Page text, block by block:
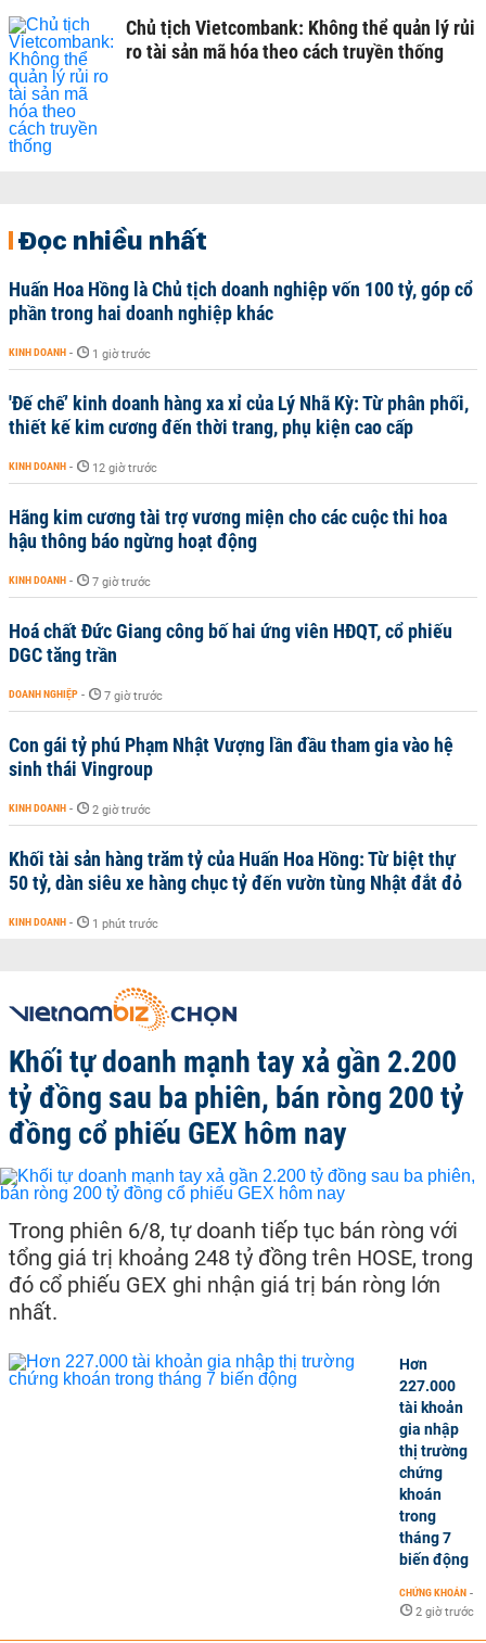
Chủ tịch Vietcombank: Không thể quản lý rủi
ro tài sản mã hóa theo cách truyền thống
Đọc nhiều nhất
Huấn Hoa Hồng là Chủ tịch doanh nghiệp vốn 100 tỷ, góp cổ
phần trong hai doanh nghiệp khác
KINH DOANH - 1 giờ trước
'Đế chế’ kinh doanh hàng xa xỉ của Lý Nhã Kỳ: Từ phân phối,
thiết kế kim cương đến thời trang, phụ kiện cao cấp
KINH DOANH - 12 giờ trước
Hãng kim cương tài trợ vương miện cho các cuộc thi hoa
hậu thông báo ngừng hoạt động
KINH DOANH - 7 giờ trước
Hoá chất Đức Giang công bố hai ứng viên HĐQT, cổ phiếu
DGC tăng trần
DOANH NGHIỆP - 7 giờ trước
Con gái tỷ phú Phạm Nhật Vượng lần đầu tham gia vào hệ
sinh thái Vingroup
KINH DOANH - 2 giờ trước
Khối tài sản hàng trăm tỷ của Huấn Hoa Hồng: Từ biệt thự
50 tỷ, dàn siêu xe hàng chục tỷ đến vườn tùng Nhật đắt đỏ
KINH DOANH - 1 phút trước
Khối tự doanh mạnh tay xả gần 2.200
tỷ đồng sau ba phiên, bán ròng 200 tỷ
đồng cổ phiếu GEX hôm nay
Trong phiên 6/8, tự doanh tiếp tục bán ròng với
tổng giá trị khoảng 248 tỷ đồng trên HOSE, trong
đó cổ phiếu GEX ghi nhận giá trị bán ròng lớn
nhất.
Hơn
227.000
tài khoản
gia nhập
thị trường
chứng
khoán
trong
tháng 7
biến động
CHỨNG KHOÁN -
2 giờ trước